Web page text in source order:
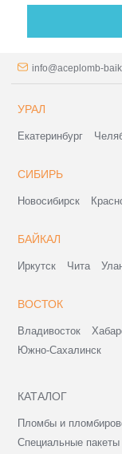
info@aceplomb-
УРАЛ
Екатеринбург
СИБИРЬ
Новосибирск
БАЙКАЛ
Иркутск Чита
ВОСТОК
Владивосток
Южно-Сахалинск
КАТАЛОГ
Пломбы и
Специальные пакеты